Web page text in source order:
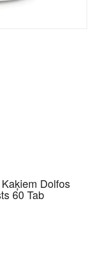
Dolfos
60 Tab